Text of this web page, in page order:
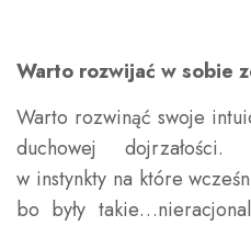
Warto rozwijać w sobie
Warto rozwinąć swoje
duchowej dojrzałości.
w instynkty na które
bo były